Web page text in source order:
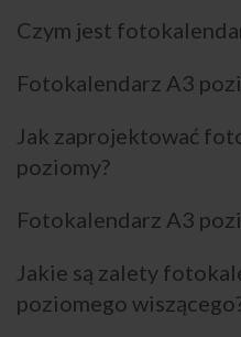
Czym jest
Fotokalendarz A3
Jak zaprojektować
poziomy?
Fotokalendarz A3
Jakie są zalety
poziomego